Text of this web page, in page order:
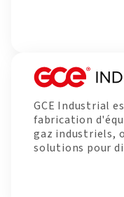
GCE Industrial
fabrication
gaz industriels,
solutions pour